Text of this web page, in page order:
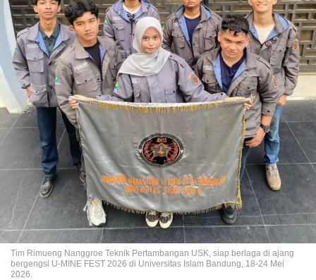
Tim Rimueng Nanggroe Teknik Pertambangan USK, siap berlaga di ajang
bergengsi U-MINE FEST 2026 di Universitas Islam Bandung, 18-24 Mei
2026.